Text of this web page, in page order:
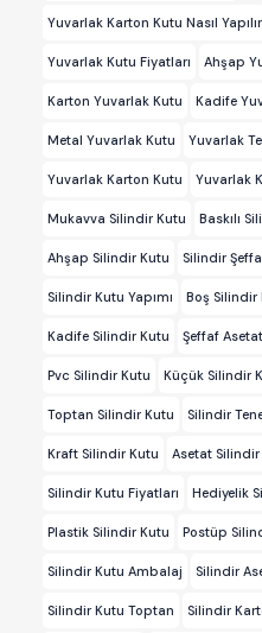
Yuvarlak Karton Kutu Nasıl Yapılır
Yuvarlak Kutu Fiyatları Ahşap
Karton Yuvarlak Kutu Kadife
Metal Yuvarlak Kutu Yuvarlak
Yuvarlak Karton Kutu Yuvarlak
Mukavva Silindir Kutu Baskılı
Ahşap Silindir Kutu Silindir
Silindir Kutu Yapımı Boş Silindir
Kadife Silindir Kutu Şeffaf
Pvc Silindir Kutu Küçük Silindir
Toptan Silindir Kutu Silindir
Kraft Silindir Kutu Asetat Silindir
Silindir Kutu Fiyatları Hediyelik
Plastik Silindir Kutu Postüp
Silindir Kutu Ambalaj Silindir
Silindir Kutu Toptan Silindir